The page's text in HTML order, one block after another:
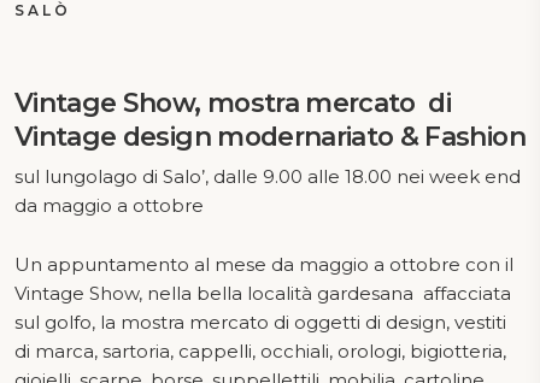
SALÒ
Vintage Show, mostra mercato di
Vintage design modernariato & Fashion
sul lungolago di Salo’, dalle 9.00 alle 18.00 nei week end
da maggio a ottobre
Un appuntamento al mese da maggio a ottobre con il
Vintage Show, nella bella località gardesana affacciata
sul golfo, la mostra mercato di oggetti di design, vestiti
di marca, sartoria, cappelli, occhiali, orologi, bigiotteria,